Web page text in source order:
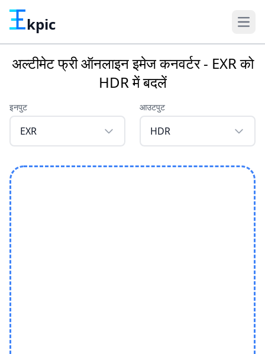
kpic
अल्टीमेट फ्री ऑनलाइन इमेज कनवर्टर - EXR को
HDR में बदलें
इनपुट
EXR
आउटपुट
HDR